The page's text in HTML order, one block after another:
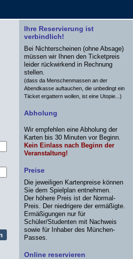
Ihre Reservierung ist
verbindlich!
Bei Nichterscheinen (ohne Absage)
müssen wir Ihnen den Ticketpreis
leider rückwirkend in Rechnung
stellen.
(dass da Menschenmassen an der
Abendkasse auftauchen, die unbedingt ein
Tiicket ergattern wollen, ist eine Utopie...)
Abholung
Wir empfehlen eine Abholung der
Karten bis 30 Minuten vor Beginn.
Kein Einlass nach Beginn der
Veranstaltung!
Preise
Die jeweiligen Kartenpreise können
Sie dem Spielplan entnehmen.
Der höhere Preis ist der Normal-
Preis. Der niedrigere der ermäßigte.
Ermäßigungen nur für
Schüler/Studenten mit Nachweis
sowie für Inhaber des München-
Passes.
Online reservieren